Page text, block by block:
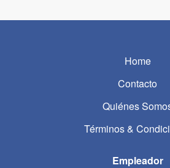
Home
Contacto
Quiénes
Términos &
Empleador